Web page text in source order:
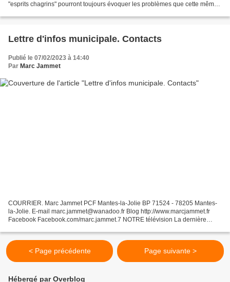
"esprits chagrins" pourront toujours évoquer les problèmes que cette même
Lettre d'infos municipale. Contacts
Publié le 07/02/2023 à 14:40
Par Marc Jammet
COURRIER. Marc Jammet PCF Mantes-la-Jolie BP 71524 - 78205 Mantes-
la-Jolie. E-mail marc.jammet@wanadoo.fr Blog http://www.marcjammet.fr
Facebook Facebook.com/marc.jammet.7 NOTRE télévision La dernière
< Page précédente Page suivante >
Hébergé par Overblog